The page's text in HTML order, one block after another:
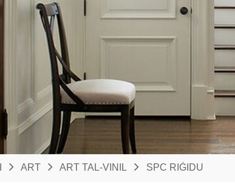
ART ART TAL-VINIL SPC RIĠIDU